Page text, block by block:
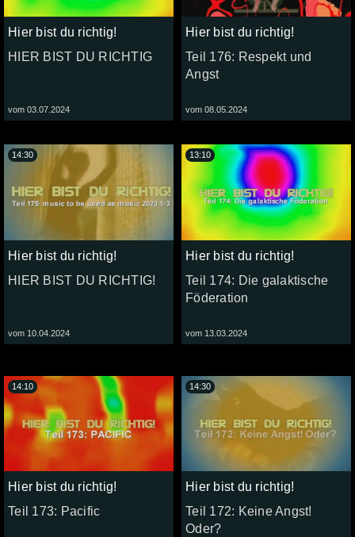
Hier bist du richtig!
HIER BIST DU RICHTIG
vom 03.07.2024
Hier bist du richtig!
Teil 176: Respekt und
Angst
vom 08.05.2024
Hier bist du richtig!
HIER BIST DU RICHTIG!
vom 10.04.2024
14:30
Hier bist du richtig!
Teil 174: Die galaktische
Föderation
vom 13.03.2024
13:10
Hier bist du richtig!
Teil 173: Pacific
14:10
Hier bist du richtig!
Teil 172: Keine Angst!
Oder?
14:30